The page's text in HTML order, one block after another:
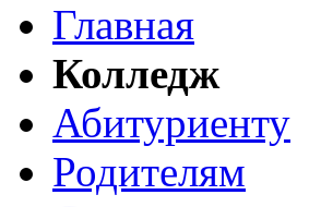
Главная
Колледж
Абитуриенту
Родителям